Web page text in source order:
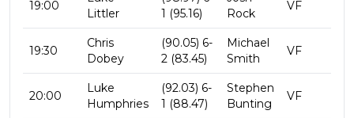
19:00
Littler
1 (95.16)
Rock
VF
19:30
Chris
Dobey
(90.05) 6-
2 (83.45)
Michael
Smith
VF
20:00
Luke
Humphries
(92.03) 6-
1 (88.47)
Stephen
Bunting
VF